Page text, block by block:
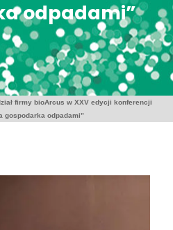
odpadami”
firmy bioArcus w XXV edycji konferencji
gospodarka odpadami”